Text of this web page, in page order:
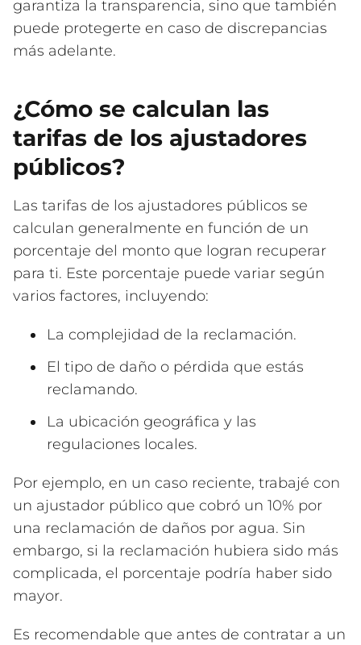
garantiza la transparencia, sino que también
puede protegerte en caso de discrepancias
más adelante.
¿Cómo se calculan las
tarifas de los ajustadores
públicos?
Las tarifas de los ajustadores públicos se
calculan generalmente en función de un
porcentaje del monto que logran recuperar
para ti. Este porcentaje puede variar según
varios factores, incluyendo:
La complejidad de la reclamación.
El tipo de daño o pérdida que estás
reclamando.
La ubicación geográfica y las
regulaciones locales.
Por ejemplo, en un caso reciente, trabajé con
un ajustador público que cobró un 10% por
una reclamación de daños por agua. Sin
embargo, si la reclamación hubiera sido más
complicada, el porcentaje podría haber sido
mayor.
Es recomendable que antes de contratar a un